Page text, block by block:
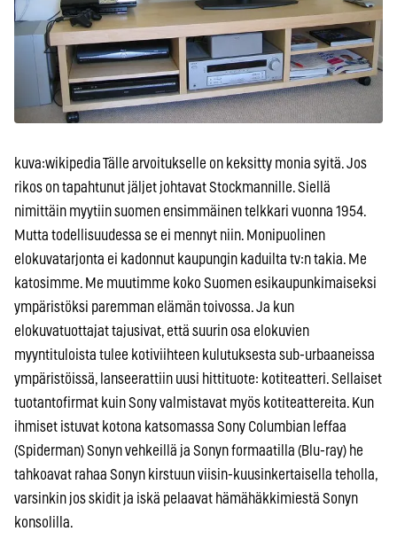
kuva:wikipedia Tälle arvoitukselle on keksitty monia syitä. Jos
rikos on tapahtunut jäljet johtavat Stockmannille. Siellä
nimittäin myytiin suomen ensimmäinen telkkari vuonna 1954.
Mutta todellisuudessa se ei mennyt niin. Monipuolinen
elokuvatarjonta ei kadonnut kaupungin kaduilta tv:n takia. Me
katosimme. Me muutimme koko Suomen esikaupunkimaiseksi
ympäristöksi paremman elämän toivossa. Ja kun
elokuvatuottajat tajusivat, että suurin osa elokuvien
myyntituloista tulee kotiviihteen kulutuksesta sub-urbaaneissa
ympäristöissä, lanseerattiin uusi hittituote: kotiteatteri. Sellaiset
tuotantofirmat kuin Sony valmistavat myös kotiteattereita. Kun
ihmiset istuvat kotona katsomassa Sony Columbian leffaa
(Spiderman) Sonyn vehkeillä ja Sonyn formaatilla (Blu-ray) he
tahkoavat rahaa Sonyn kirstuun viisin-kuusinkertaisella teholla,
varsinkin jos skidit ja iskä pelaavat hämähäkkimiestä Sonyn
konsolilla.